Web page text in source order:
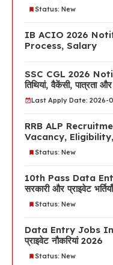
Status: New
IB ACIO 2026
Process, Salary
SSC CGL 2026
तिथियां, वैकेंसी, पात्रता
Last Apply Date: 2026-
RRB ALP
Vacancy,
Status: New
10th Pass Data
सरकारी और प्राइवेट
Status: New
Data Entry Jobs In
प्राइवेट नौकरियां 2026
Status: New